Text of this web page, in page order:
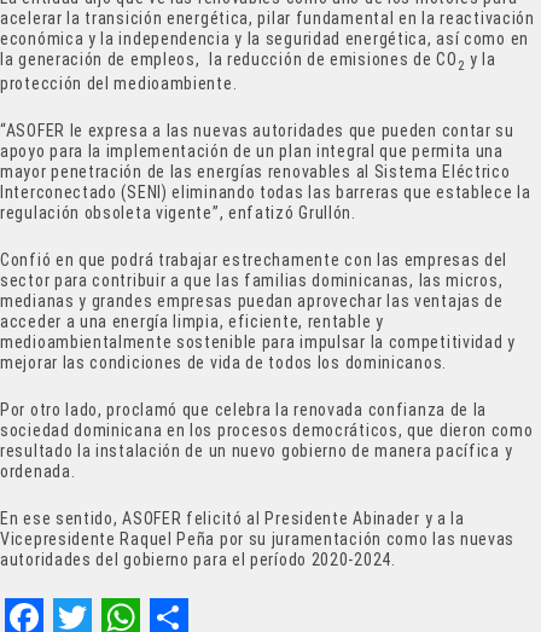
acelerar la transición energética, pilar fundamental en la reactivación
económica y la independencia y la seguridad energética, así como en
la generación de empleos, la reducción de emisiones de CO 2 y la
protección del medioambiente.
“ASOFER le expresa a las nuevas autoridades que pueden contar su
apoyo para la implementación de un plan integral que permita una
mayor penetración de las energías renovables al Sistema Eléctrico
Interconectado (SENI) eliminando todas las barreras que establece la
regulación obsoleta vigente”, enfatizó Grullón.
Confió en que podrá trabajar estrechamente con las empresas del
sector para contribuir a que las familias dominicanas, las micros,
medianas y grandes empresas puedan aprovechar las ventajas de
acceder a una energía limpia, eficiente, rentable y
medioambientalmente sostenible para impulsar la competitividad y
mejorar las condiciones de vida de todos los dominicanos.
Por otro lado, proclamó que celebra la renovada confianza de la
sociedad dominicana en los procesos democráticos, que dieron como
resultado la instalación de un nuevo gobierno de manera pacífica y
ordenada.
En ese sentido, ASOFER felicitó al Presidente Abinader y a la
Vicepresidente Raquel Peña por su juramentación como las nuevas
autoridades del gobierno para el período 2020-2024.